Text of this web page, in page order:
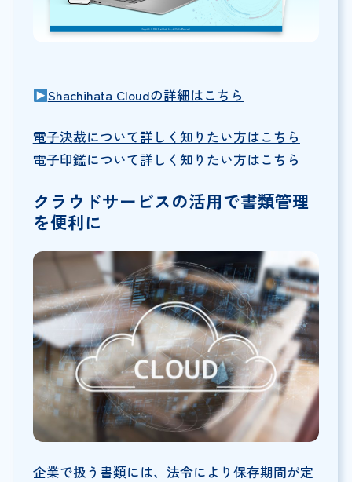
Shachihata Cloudの詳細はこちら
電子決裁について詳しく知りたい方はこちら
電子印鑑について詳しく知りたい方はこちら
クラウドサービスの活用で書類管理
を便利に
企業で扱う書類には、法令により保存期間が定